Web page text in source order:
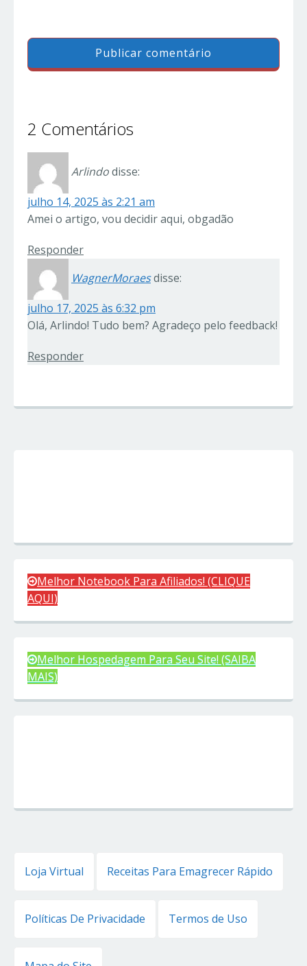
2 Comentários
Arlindodisse:
julho 14, 2025 às 2:21 am
Amei o artigo, vou decidir aqui, obgadão
Responder
WagnerMoraesdisse:
julho 17, 2025 às 6:32 pm
Olá, Arlindo! Tudo bem? Agradeço pelo feedback!
Responder
Melhor Notebook Para Afiliados! (CLIQUE
AQUI)
Melhor Hospedagem Para Seu Site! (SAIBA
MAIS)
Loja Virtual Receitas Para Emagrecer Rápido
Políticas De Privacidade Termos de Uso